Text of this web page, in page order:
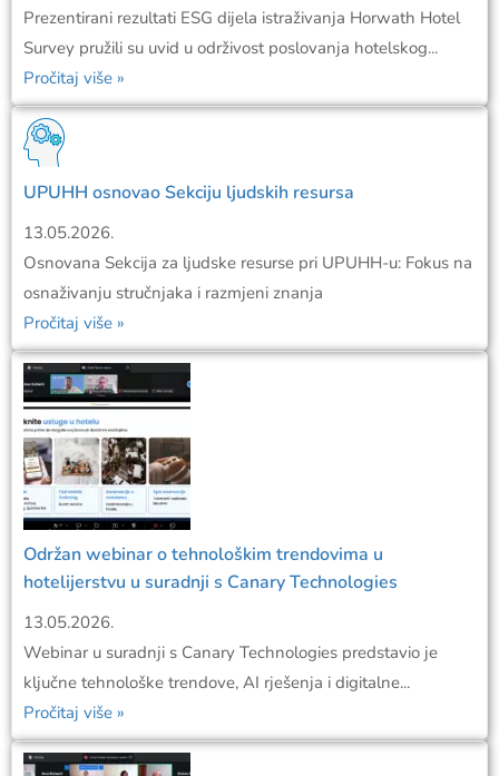
Prezentirani rezultati ESG dijela istraživanja Horwath Hotel
Survey pružili su uvid u održivost poslovanja hotelskog...
Pročitaj više »
UPUHH osnovao Sekciju ljudskih resursa
13.05.2026.
Osnovana Sekcija za ljudske resurse pri UPUHH-u: Fokus na
osnaživanju stručnjaka i razmjeni znanja
Pročitaj više »
Održan webinar o tehnološkim trendovima u
hotelijerstvu u suradnji s Canary Technologies
13.05.2026.
Webinar u suradnji s Canary Technologies predstavio je
ključne tehnološke trendove, AI rješenja i digitalne...
Pročitaj više »